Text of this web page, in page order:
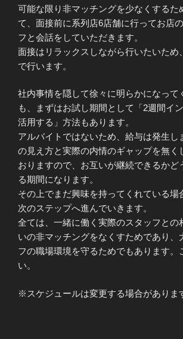
可能な限り非マッチングを少なくするた
て、面接前に系列店6店舗に行ってお店
フと会話をしていただきます。
面接はリラックスしながら行いたいため
で行います。
社内事情を隠して徐々に明らかになって
も、まずはお試し期間として「2週間イ
活用する」方法もあります。
アルバイトではないため、給与は発生し
の見え方と実際の内情のギャップを無く
おりますので、お互いが継続できるかど
る期間になります。
その上でまだ興味を持ってくれている場
次のステップへ進んでいきます。
全ては、一緒に働く実際のスタッフとの
いの非マッチングをなくすためであり、
フの職場環境を守るためでもあります。
い。
※スケジュールは変更する場合がありま